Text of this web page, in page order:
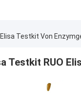
Testkit Von
Testkit RUO